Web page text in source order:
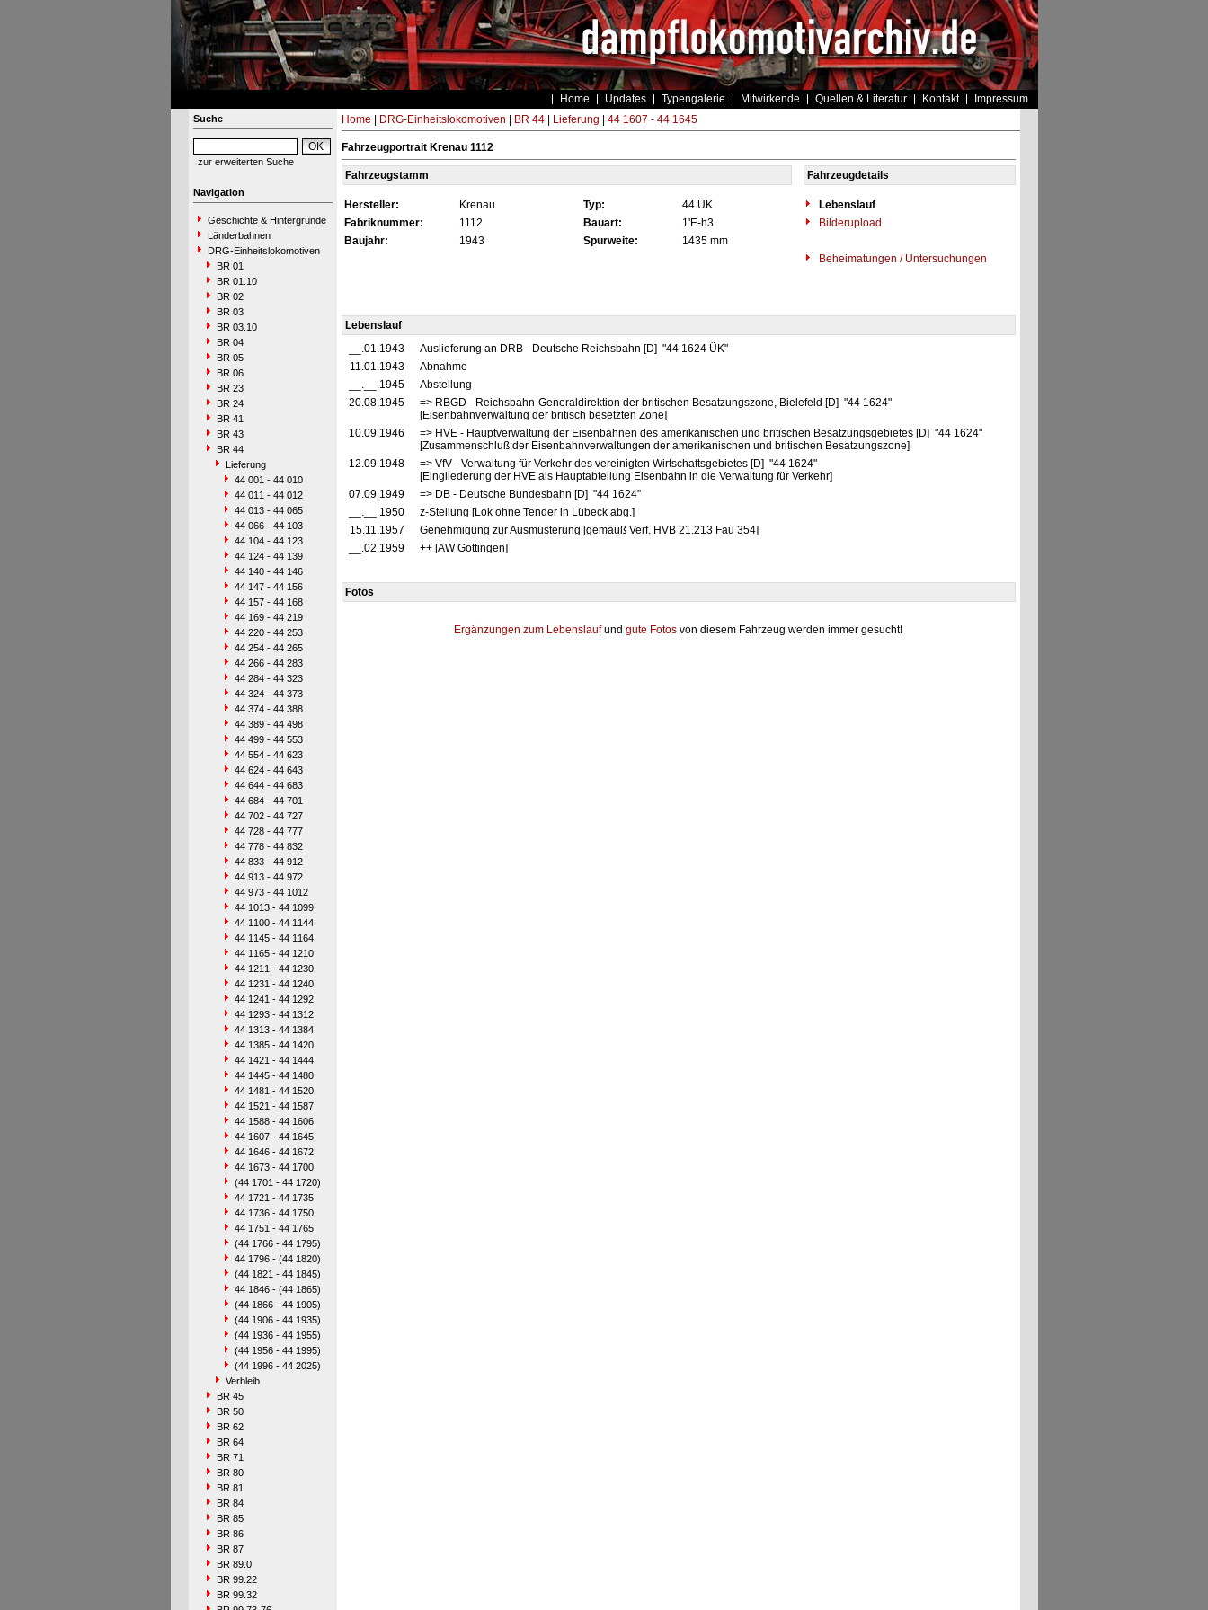
Home Updates Typengalerie Mitwirkende Quellen & Literatur Kontakt Impressum
Suche
zur erweiterten Suche
Navigation
Geschichte & Hintergründe
Länderbahnen
DRG-Einheitslokomotiven
BR 01
BR 01.10
BR 02
BR 03
BR 03.10
BR 04
BR 05
BR 06
BR 23
BR 24
BR 41
BR 43
BR 44
Lieferung
44 001 - 44 010
44 011 - 44 012
44 013 - 44 065
44 066 - 44 103
44 104 - 44 123
44 124 - 44 139
44 140 - 44 146
44 147 - 44 156
44 157 - 44 168
44 169 - 44 219
44 220 - 44 253
44 254 - 44 265
44 266 - 44 283
44 284 - 44 323
44 324 - 44 373
44 374 - 44 388
44 389 - 44 498
44 499 - 44 553
44 554 - 44 623
44 624 - 44 643
44 644 - 44 683
44 684 - 44 701
44 702 - 44 727
44 728 - 44 777
44 778 - 44 832
44 833 - 44 912
44 913 - 44 972
44 973 - 44 1012
44 1013 - 44 1099
44 1100 - 44 1144
44 1145 - 44 1164
44 1165 - 44 1210
44 1211 - 44 1230
44 1231 - 44 1240
44 1241 - 44 1292
44 1293 - 44 1312
44 1313 - 44 1384
44 1385 - 44 1420
44 1421 - 44 1444
44 1445 - 44 1480
44 1481 - 44 1520
44 1521 - 44 1587
44 1588 - 44 1606
44 1607 - 44 1645
44 1646 - 44 1672
44 1673 - 44 1700
(44 1701 - 44 1720)
44 1721 - 44 1735
44 1736 - 44 1750
44 1751 - 44 1765
(44 1766 - 44 1795)
44 1796 - (44 1820)
(44 1821 - 44 1845)
44 1846 - (44 1865)
(44 1866 - 44 1905)
(44 1906 - 44 1935)
(44 1936 - 44 1955)
(44 1956 - 44 1995)
(44 1996 - 44 2025)
Verbleib
BR 45
BR 50
BR 62
BR 64
BR 71
BR 80
BR 81
BR 84
BR 85
BR 86
BR 87
BR 89.0
BR 99.22
BR 99.32
Home DRG-Einheitslokomotiven BR 44| Lieferung 44 1607 - 44 1645
Fahrzeugportrait Krenau 1112
Fahrzeugstamm Fahrzeugdetails
Hersteller: Krenau Typ: 44 ÜK
Lebenslauf
Fabriknummer:
1112 Bauart: 1'E-h3
Bilderupload
Baujahr:
1943 Spurweite:
1435 mm
Beheimatungen / Untersuchungen
Lebenslauf
__.01.1943
Auslieferung an DRB - Deutsche Reichsbahn [D] "44 1624 ÜK"
11.01.1943
Abnahme
__.__.1945
Abstellung
20.08.1945
=> RBGD - Reichsbahn-Generaldirektion der britischen Besatzungszone, Bielefeld [D] "44 1624"
[Eisenbahnverwaltung der britisch besetzten Zone]
10.09.1946
=> HVE - Hauptverwaltung der Eisenbahnen des amerikanischen und britischen Besatzungsgebietes [D] "44 1624"
[Zusammenschluß der Eisenbahnverwaltungen der amerikanischen und britischen Besatzungszone]
12.09.1948
=> VfV - Verwaltung für Verkehr des vereinigten Wirtschaftsgebietes [D] "44 1624"
[Eingliederung der HVE als Hauptabteilung Eisenbahn in die Verwaltung für Verkehr]
07.09.1949
=> DB - Deutsche Bundesbahn [D] "44 1624"
__.__.1950
z-Stellung [Lok ohne Tender in Lübeck abg.]
15.11.1957
Genehmigung zur Ausmusterung [gemäüß Verf. HVB 21.213 Fau 354]
__.02.1959
++ [AW Göttingen]
Fotos
Ergänzungen zum Lebenslaufund gute Fotos von diesem Fahrzeug werden immer gesucht!